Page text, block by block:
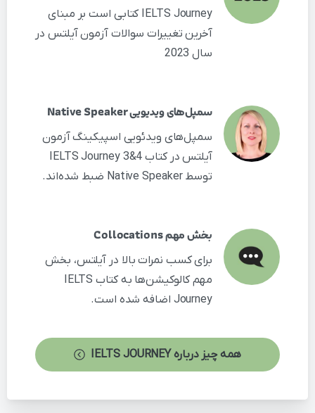
IELTS Journey کتابی است بر مبنای
آخرین تغییرات سوالات آزمون آیلتس در
سال 2023
سمپل‌های ویدیویی Native Speaker
سمپل‌های ویدئویی اسپیکینگ آزمون
آیلتس در کتاب IELTS Journey 3&4
توسط Native Speaker ضبط شده‌اند.
بخش مهم Collocations
برای کسب نمرات بالا در آیلتس، بخش
مهم کالوکیشن‌ها به کتاب IELTS
Journey اضافه شده است.
همه چیز درباره IELTS JOURNEY